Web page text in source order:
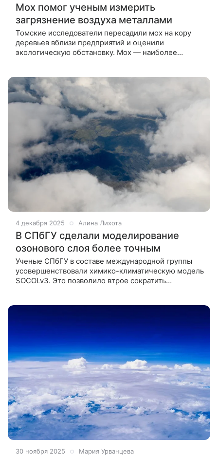
Мох помог ученым измерить
загрязнение воздуха металлами
Томские исследователи пересадили мох на кору
деревьев вблизи предприятий и оценили
экологическую обстановку. Мох — наиболее
4 декабря 2025 Алина Лихота
В СПбГУ сделали моделирование
озонового слоя более точным
Ученые СПбГУ в составе международной группы
усовершенствовали химико-климатическую модель
SOCOLv3. Это позволило втрое сократить
30 ноября 2025 Мария Урванцева